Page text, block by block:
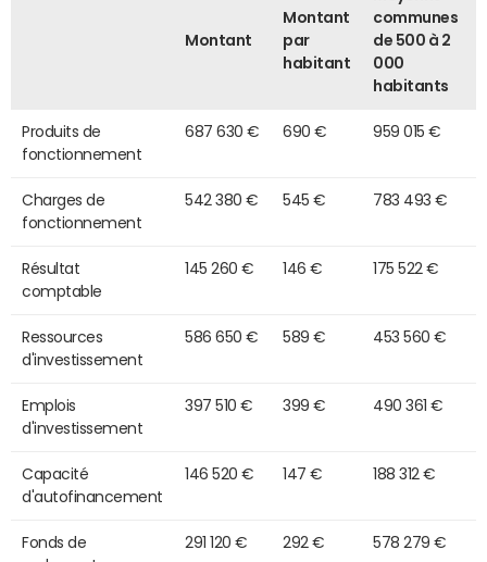
Montant
Montant
par
habitant
communes
de 500 à 2
000
habitants
Produits de
fonctionnement
687 630 € 690 € 959 015 €
Charges de
fonctionnement
542 380 € 545 € 783 493 €
Résultat
comptable
145 260 € 146 € 175 522 €
Ressources
d'investissement
586 650 € 589 € 453 560 €
Emplois
d'investissement
397 510 € 399 € 490 361 €
Capacité
d'autofinancement
146 520 € 147 € 188 312 €
Fonds de
291 120 € 292 € 578 279 €